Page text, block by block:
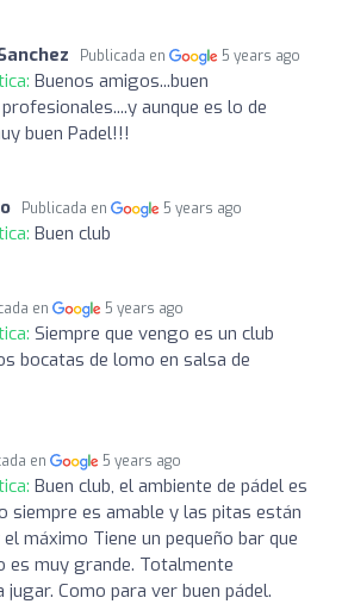
Publicada en 5 years ago
Buenos amigos...buen
aunque es lo de
buen Padel!!!
Publicada en 5 years ago
Buen club
en 5 years ago
Siempre que vengo es un club
bocatas de lomo en salsa de
en 5 years ago
Buen club, el ambiente de pádel es
siempre es amable y las pitas están
máximo Tiene un pequeño bar que
muy grande. Totalmente
jugar. Como para ver buen pádel.